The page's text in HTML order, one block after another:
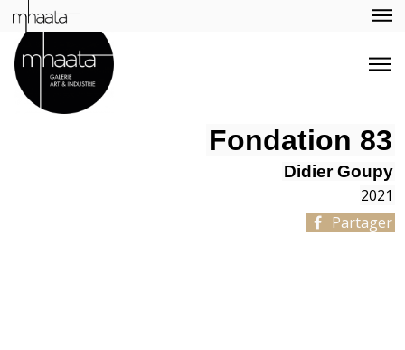
Fondation 83
Didier Goupy
2021
Partager